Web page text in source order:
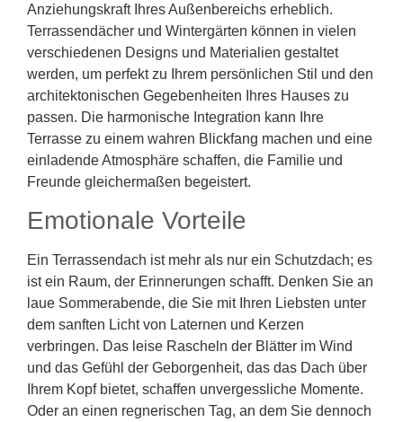
Anziehungskraft Ihres Außenbereichs erheblich.
Terrassendächer und Wintergärten können in vielen
verschiedenen Designs und Materialien gestaltet
werden, um perfekt zu Ihrem persönlichen Stil und den
architektonischen Gegebenheiten Ihres Hauses zu
passen. Die harmonische Integration kann Ihre
Terrasse zu einem wahren Blickfang machen und eine
einladende Atmosphäre schaffen, die Familie und
Freunde gleichermaßen begeistert.
Emotionale Vorteile
Ein Terrassendach ist mehr als nur ein Schutzdach; es
ist ein Raum, der Erinnerungen schafft. Denken Sie an
laue Sommerabende, die Sie mit Ihren Liebsten unter
dem sanften Licht von Laternen und Kerzen
verbringen. Das leise Rascheln der Blätter im Wind
und das Gefühl der Geborgenheit, das das Dach über
Ihrem Kopf bietet, schaffen unvergessliche Momente.
Oder an einen regnerischen Tag, an dem Sie dennoch